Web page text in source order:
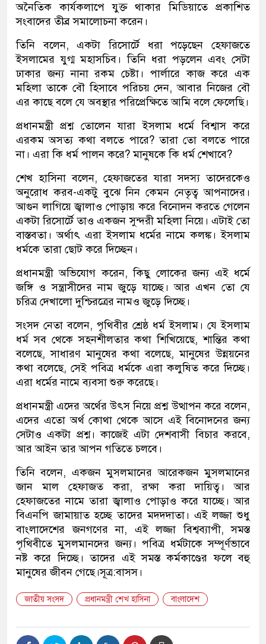
অনৈতিক কার্যকলাপে যুক্ত থাকার মিডিয়াতে প্রকাশিত
সংবাদের তীব্র সমালোচনা করেন।
তিনি বলেন, একটা রিসোর্টে ধরা পড়েছেন হেফাজতে
ইসলামের যুগ্ম মহাসচিব। তিনি ধরা পড়লেন এবং সেটা
ঢাকার জন্য নানা রকম চেষ্টা। পার্লারে কাজ করে এক
মহিলা তাকে বৌ হিসাবে পরিচয় দেন, আবার নিজের বৌ
এর কাছে বলে যে অবস্থার পরিপ্রেক্ষিতে আমি বলে ফেলেছি।
প্রধানমন্ত্রী প্রশ্ন তোলেন যারা ইসলাম ধর্মে বিশ্বাস করে
এরকম অসত্য কথা বলতে পারে? তারা তো বলতে পারে
না। এরা কি ধর্ম পালন করে? মানুষকে কি ধর্ম শেখাবে?
শেখ হাসিনা বলেন, হেফাজতের যারা সদস্য তাদেরকেও
অনুরোধ করব-একটু বুঝে নিন কেমন নেতৃত্ব আপনাদের।
আগুন লাগিয়ে জ্বালাও পোড়ায় করে বিনোদন করতে গেলেন
একটা রিসোর্টে তাও একজন সুন্দরী মহিলা নিয়ে। এটাই তো
বাস্তবতা। অর্থাৎ এরা ইসলাম ধর্মের নামে কলঙ্ক। ইসলাম
ধর্মকে তারা ছোট করে দিচ্ছেন।
প্রধানমন্ত্রী অভিযোগ করেন, কিছু লোকের জন্য এই ধর্মে
জঙ্গি ও সন্ত্রাসীদের নাম জুড়ে যাচ্ছে। আর এখন তো যে
চরিত্র দেখালো দুশ্চিরত্রের নামও জুড়ে দিচ্ছে।
সংসদ নেতা বলেন, পৃথিবীর শ্রেষ্ঠ ধর্ম ইসলাম। যে ইসলাম
ধর্ম সব থেকে সহনশীলতার কথা শিখিয়েছে, শান্তির কথা
বলেছে, সাধারণ মানুষের কথা বলেছে, মানুষের উন্নয়নের
কথা বলেছে, সেই পবিত্র ধর্মকে এরা কলুষিত করে দিচ্ছে।
এরা ধর্মের নামে ব্যবসা শুরু করেছে।
প্রধানমন্ত্রী এদের অর্থের উৎস নিয়ে প্রশ্ন উত্থাপন করে বলেন,
এদের এতো অর্থ কোথা থেকে আসে এই বিনোদনের জন্য
সেটাও একটা প্রশ্ন। কাজেই এটা দেশবাসী বিচার করবে,
আর আইন তার আপন গতিতে চলবে।
তিনি বলেন, একজন মুসলমানের আরেকজন মুসলমানের
জান মাল হেফাজত করা, রক্ষা করা দায়িত্ব। আর
হেফাজতের নামে তারা জ্বালাও পোড়াও করে যাচ্ছে। আর
বিএনপি জামায়াত হচ্ছে তাদের মদদদাতা। এই লজ্জা শুধু
বাংলাদেশের জনগণের না, এই লজ্জা বিশ্বব্যাপী, সমস্ত
পৃথিবীতে মুসলমানদের জন্য। পবিত্র ধর্মটাকে সম্পূর্ণভাবে
নষ্ট করে দিচ্ছে। তাদের এই সমস্ত কর্মকাণ্ডের ফলে বহু
মানুষের জীবন গেছে।সূত্র:বাসস।
জাতীয় সংসদ প্রধানমন্ত্রী শেখ হাসিনা বাংলাদেশ